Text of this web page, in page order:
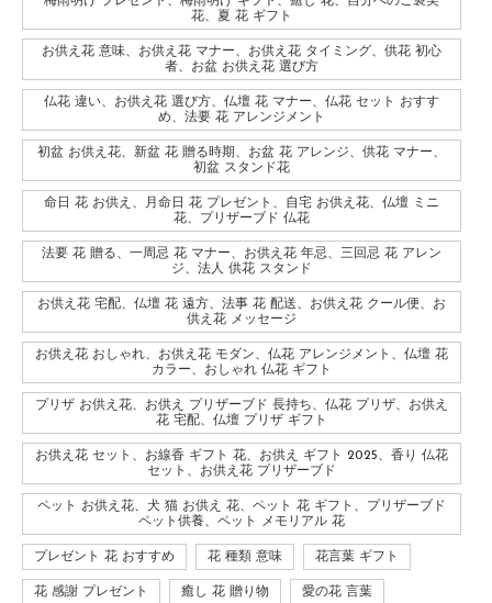
花、夏 花 ギフト
お供え花 意味、お供え花 マナー、お供え花 タイミング、供花 初心
者、お盆 お供え花 選び方
仏花 違い、お供え花 選び方、仏壇 花 マナー、仏花 セット おすす
め、法要 花 アレンジメント
初盆 お供え花、新盆 花 贈る時期、お盆 花 アレンジ、供花 マナー、
初盆 スタンド花
命日 花 お供え、月命日 花 プレゼント、自宅 お供え花、仏壇 ミニ
花、プリザーブド 仏花
法要 花 贈る、一周忌 花 マナー、お供え花 年忌、三回忌 花 アレン
ジ、法人 供花 スタンド
お供え花 宅配、仏壇 花 遠方、法事 花 配送、お供え花 クール便、お
供え花 メッセージ
お供え花 おしゃれ、お供え花 モダン、仏花 アレンジメント、仏壇 花
カラー、おしゃれ 仏花 ギフト
プリザ お供え花、お供え プリザーブド 長持ち、仏花 プリザ、お供え
花 宅配、仏壇 プリザ ギフト
お供え花 セット、お線香 ギフト 花、お供え ギフト 2025、香り 仏花
セット、お供え花 プリザーブド
ペット お供え花、犬 猫 お供え 花、ペット 花 ギフト、プリザーブド
ペット供養、ペット メモリアル 花
プレゼント 花 おすすめ 花 種類 意味 花言葉 ギフト
花 感謝 プレゼント 癒し 花 贈り物 愛の花 言葉